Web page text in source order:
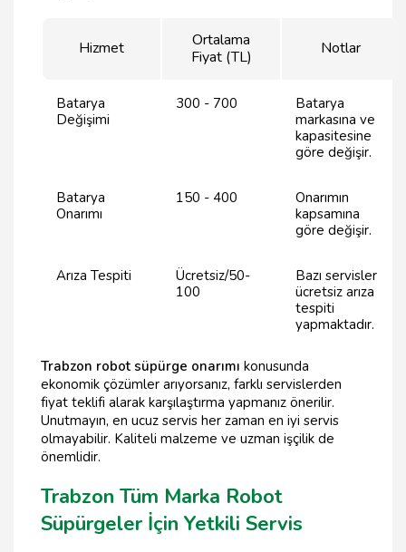
Hizmet
Ortalama
Fiyat (TL)
Notlar
Batarya
Değişimi
300 - 700
Batarya
markasına ve
kapasitesine
göre değişir.
Batarya
Onarımı
150 - 400
Onarımın
kapsamına
göre değişir.
Arıza Tespiti
Ücretsiz/50-
100
Bazı servisler
ücretsiz arıza
tespiti
yapmaktadır.
Trabzon robot süpürge onarımı konusunda
ekonomik çözümler arıyorsanız, farklı servislerden
fiyat teklifi alarak karşılaştırma yapmanız önerilir.
Unutmayın, en ucuz servis her zaman en iyi servis
olmayabilir. Kaliteli malzeme ve uzman işçilik de
önemlidir.
Trabzon Tüm Marka Robot
Süpürgeler İçin Yetkili Servis